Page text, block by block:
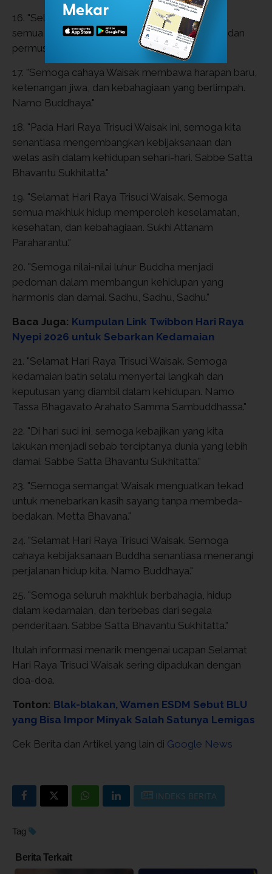
16. "Selamat Hari Raya Trisuci Waisak. Semoga
semua makhluk hidup terbebas dari kebencian dan
permusuhan. Sabbe Satta Avera Hontu."
17. "Semoga cahaya Waisak membawa harapan baru,
ketenangan jiwa, dan kebahagiaan yang berlimpah.
Namo Buddhaya."
18. "Pada Hari Raya Trisuci Waisak ini, semoga kita
senantiasa mengembangkan kebijaksanaan dan
welas asih dalam kehidupan sehari-hari. Sabbe Satta
Bhavantu Sukhitatta."
19. "Selamat Hari Raya Trisuci Waisak. Semoga
semua makhluk hidup memperoleh keselamatan,
kesehatan, dan kebahagiaan. Sukhi Attanam
Paraharantu."
20. "Semoga nilai-nilai luhur Buddha menjadi
pedoman dalam membangun kehidupan yang
harmonis dan damai. Sadhu, Sadhu, Sadhu."
Baca Juga: Kumpulan Link Twibbon Hari Raya
Nyepi 2026 untuk Sebarkan Kedamaian
21. "Selamat Hari Raya Trisuci Waisak. Semoga
kedamaian batin selalu menyertai langkah dan
keputusan yang diambil dalam kehidupan. Namo
Tassa Bhagavato Arahato Samma Sambuddhassa."
22. "Di hari suci ini, semoga kebajikan yang kita
lakukan menjadi sebab terciptanya dunia yang lebih
damai. Sabbe Satta Bhavantu Sukhitatta."
23. "Semoga semangat Waisak menguatkan tekad
untuk menebarkan kasih sayang tanpa membeda-
bedakan. Metta Bhavana."
24. "Selamat Hari Raya Trisuci Waisak. Semoga
cahaya kebijaksanaan Buddha senantiasa menerangi
perjalanan hidup kita. Namo Buddhaya."
25. "Semoga seluruh makhluk berbahagia, hidup
dalam kedamaian, dan terbebas dari segala
penderitaan. Sabbe Satta Bhavantu Sukhitatta."
Itulah informasi menarik mengenai ucapan Selamat
Hari Raya Trisuci Waisak sering dipadukan dengan
doa-doa.
Tonton: Blak-blakan, Wamen ESDM Sebut BLU
yang Bisa Impor Minyak Salah Satunya Lemigas
Cek Berita dan Artikel yang lain di Google News
INDEKS BERITA
Tag
Berita Terkait